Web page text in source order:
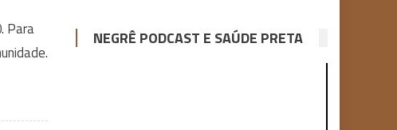
Para
NEGRÊ PODCAST E SAÚDE PRETA